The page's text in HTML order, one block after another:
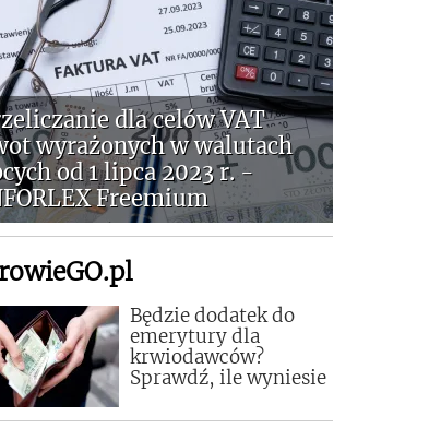
dla celów VAT
wyrażonych w walutach
od 1 lipca 2023 r. -
Freemium
Będzie dodatek do
emerytury dla
krwiodawców?
Sprawdź, ile wyniesie